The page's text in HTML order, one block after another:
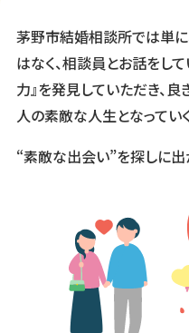
茅野市結婚相談所では単に
はなく、相談員とお話をし
力』を発見していただき、
人の素敵な人生となってい
“素敵な出会い”を探しに出